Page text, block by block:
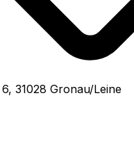
6, 31028 Gronau/Leine